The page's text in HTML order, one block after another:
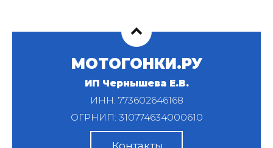
МОТОГОНКИ.РУ
ИП Чернышева Е.В.
ИНН: 773602646168
ОГРНИП: 310774634000610